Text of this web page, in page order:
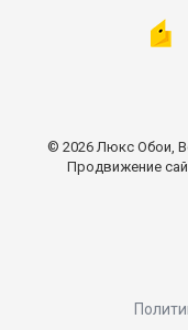
© 2026 Люкс Обои,
Продвижение